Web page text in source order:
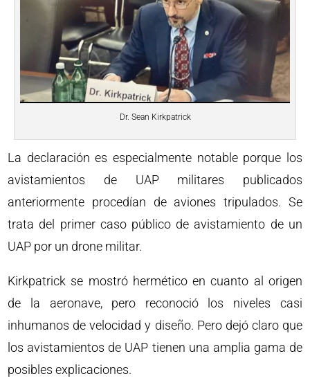
Dr. Sean Kirkpatrick
La declaración es especialmente notable porque los
avistamientos de UAP militares publicados
anteriormente procedían de aviones tripulados. Se
trata del primer caso público de avistamiento de un
UAP por un drone militar.
Kirkpatrick se mostró hermético en cuanto al origen
de la aeronave, pero reconoció los niveles casi
inhumanos de velocidad y diseño. Pero dejó claro que
los avistamientos de UAP tienen una amplia gama de
posibles explicaciones.